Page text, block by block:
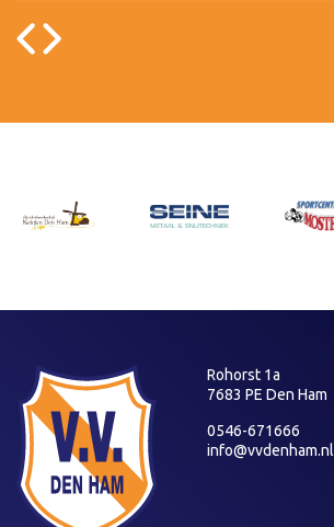
Rohorst 1a
7683 PE Den Ham
0546-671666
info@vvdenham.nl